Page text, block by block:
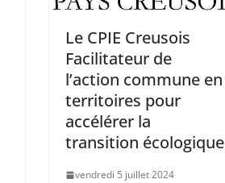
Le CPIE Creusois
Facilitateur de
l’action commune en
territoires pour
accélérer la
transition écologique
vendredi 5 juillet 2024